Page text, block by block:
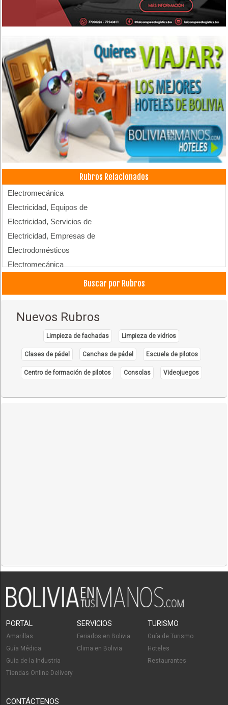
Rubros Relacionados
Electromecánica
Electricidad, Equipos de
Electricidad, Servicios de
Electricidad, Empresas de
Electrodomésticos
Electromecánica
Buscar por Rubros
Nuevos Rubros
Limpieza de fachadas Limpieza de vidrios
Clases de pádel Canchas de pádel Escuela de pilotos
Centro de formación de pilotos Consolas Videojuegos
PORTAL
Amarillas
Guía Médica
Guía de la Industria
Tiendas Online Delivery
SERVICIOS
Feriados en Bolivia
Clima en Bolivia
TURISMO
Guía de Turismo
Hoteles
Restaurantes
CONTÁCTENOS